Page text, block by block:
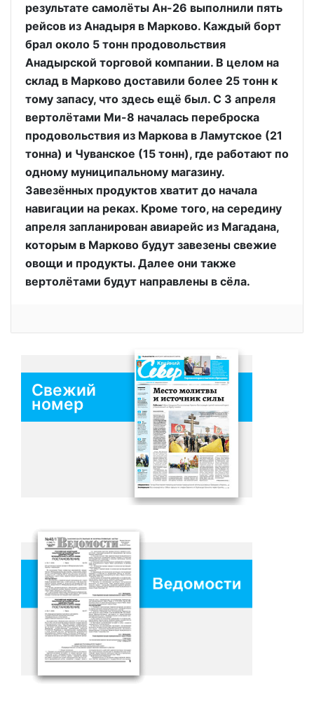
результате самолёты Ан-26 выполнили пять
рейсов из Анадыря в Марково. Каждый борт
брал около 5 тонн продовольствия
Анадырской торговой компании. В целом на
склад в Марково доставили более 25 тонн к
тому запасу, что здесь ещё был. С 3 апреля
вертолётами Ми-8 началась переброска
продовольствия из Маркова в Ламутское (21
тонна) и Чуванское (15 тонн), где работают по
одному муниципальному магазину.
Завезённых продуктов хватит до начала
навигации на реках. Кроме того, на середину
апреля запланирован авиарейс из Магадана,
которым в Марково будут завезены свежие
овощи и продукты. Далее они также
вертолётами будут направлены в сёла.
Свежий
номер